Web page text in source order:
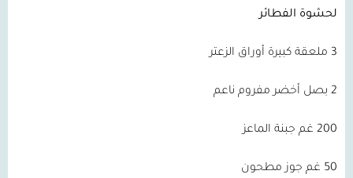
لحشوة الفطائر
3 ملعقة كبيرة أوراق الزعتر
2 بصل أخضر مفروم ناعم
200 غم جبنة الماعز
50 غم جوز مطحون